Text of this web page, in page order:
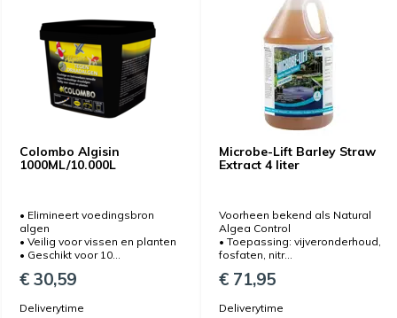
Colombo Algisin
1000ML/10.000L
• Elimineert voedingsbron
algen
• Veilig voor vissen en planten
• Geschikt voor 10...
€ 30,59
Deliverytime
Microbe-Lift Barley Straw
Extract 4 liter
Voorheen bekend als Natural
Algea Control
• Toepassing: vijveronderhoud,
fosfaten, nitr...
€ 71,95
Deliverytime